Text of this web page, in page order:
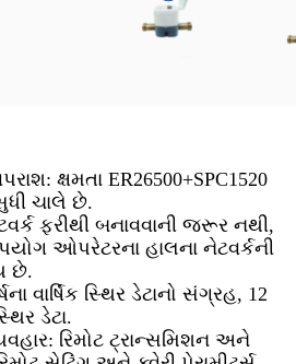
ક્ષમતા ER26500+SPC1520
ચાલે છે.
ફરીથી બનાવવાની જરૂર નથી,
ઓપરેટરના હાલના નેટવર્કની
છે.
વાર્ષિક સ્થિર ડેટાનો સંગ્રહ, 12
ડેટા.
રિમોટ ટ્રાન્સમિશન અને